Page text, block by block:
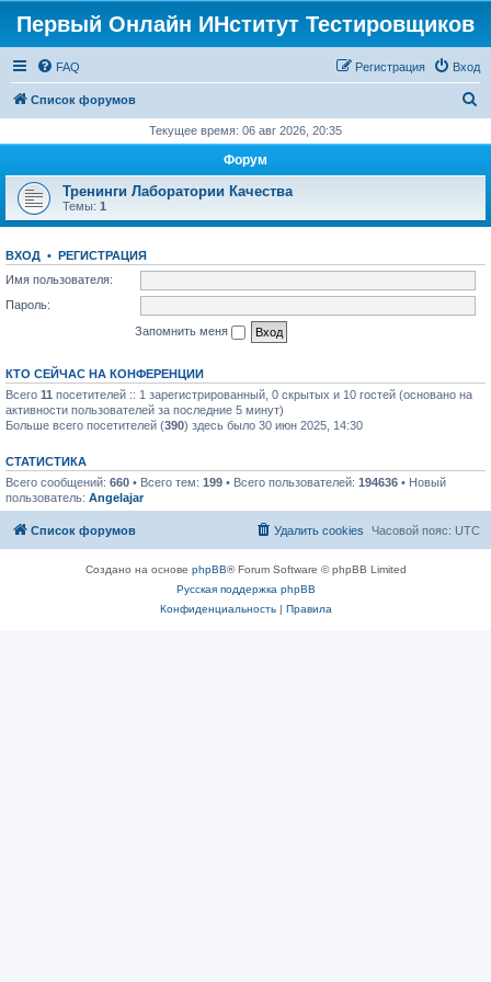
Первый Онлайн ИНститут Тестировщиков
FAQ Вход
Регистрация
Список форумов
с
Текущее время: 06 авг 2026, 20:35
Форум
Тренинги Лаборатории Качества
Темы: 1
ВХОД • РЕГИСТРАЦИЯ
Имя пользователя:
Пароль:
Запомнить меня
КТО СЕЙЧАС НА КОНФЕРЕНЦИИ
Всего 11 посетителей :: 1 зарегистрированный, 0 скрытых и 10 гостей (основано на
активности пользователей за последние 5 минут)
Больше всего посетителей (390) здесь было 30 июн 2025, 14:30
СТАТИСТИКА
Всего сообщений: 660 • Всего тем: 199 • Всего пользователей: 194636 • Новый
пользователь: Angelajar
Список форумов Часовой пояс: UTC
Удалить cookies
Создано на основе phpBB® Forum Software © phpBB Limited
Русская поддержка phpBB
Конфиденциальность| Правила